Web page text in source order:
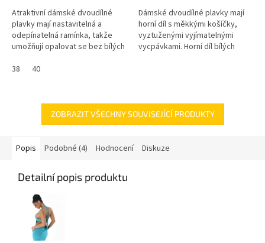
Atraktivní dámské dvoudílné
plavky mají nastavitelná a
odepínatelná ramínka, takže
umožňují opalovat se bez bílých
Pevné košíčky s kosticemi jsou
38 40
Dámské dvoudílné plavky mají
horní díl s měkkými košíčky,
vyztuženými vyjímatelnými
vycpávkami. Horní díl bílých
ZOBRAZIT VŠECHNY SOUVISEJÍCÍ PRODUKTY
Popis Podobné (4) Hodnocení Diskuze
Detailní popis produktu